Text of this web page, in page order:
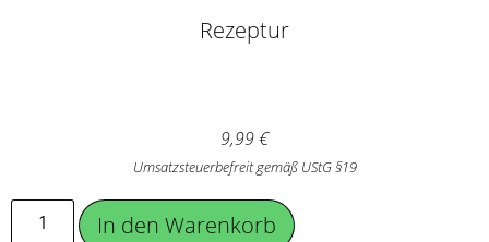
Rezeptur
9,99€
Umsatzsteuerbefreit gemäß UStG §19
In den Warenkorb